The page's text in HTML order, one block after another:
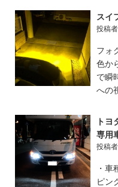
スイ
投稿
フォ
色か
で瞬
への
ト
専用
投稿
・
ピン